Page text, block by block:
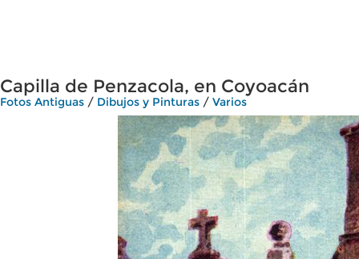
Capilla de Penzacola, en Coyoacán
Fotos Antiguas / Dibujos y Pinturas / Varios